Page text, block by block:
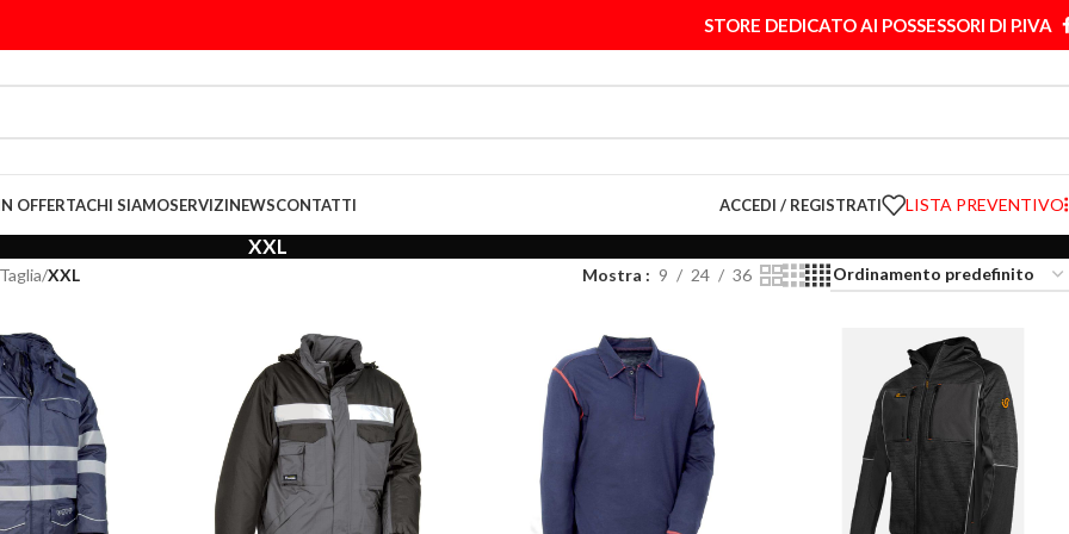
STORE DEDICATO AI POSSESSORI DI P.IVA
OFFERTACHI SIAMOSERVIZINEWSCONTATTI ACCEDI / REGISTRATI LISTA PREVENTIVO
XXL
/XXL Mostra 9 24 36